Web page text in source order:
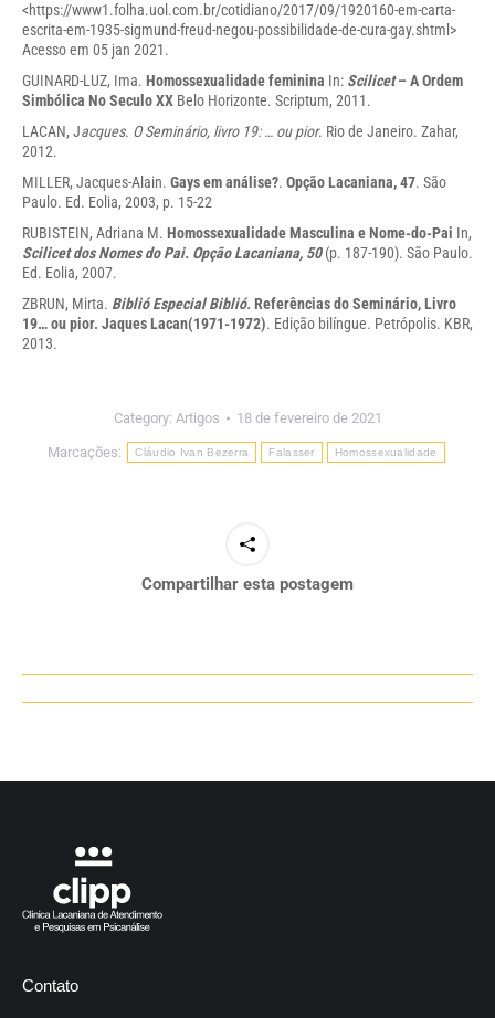
<https://www1.folha.uol.com.br/cotidiano/2017/09/1920160-em-carta-
escrita-em-1935-sigmund-freud-negou-possibilidade-de-cura-gay.shtml >
Acesso em 05 jan 2021.
GUINARD-LUZ, Ima. Homossexualidade feminina In: Scilicet– A Ordem
Simbólica No Seculo XX Belo Horizonte. Scriptum, 2011.
LACAN, Jacques. O Seminário, livro 19: … ou pior. Rio de Janeiro. Zahar,
2012.
MILLER, Jacques-Alain. Gays em análise?. Opção Lacaniana, 47. São
Paulo. Ed. Eolia, 2003, p. 15-22
RUBISTEIN, Adriana M. Homossexualidade Masculina e Nome-do-Pai In,
Scilicet dos Nomes do Pai. Opção Lacaniana, 50(p. 187-190). São Paulo.
Ed. Eolia, 2007.
ZBRUN, Mirta. Biblió Especial Biblió.Referências do Seminário, Livro
19… ou pior. Jaques Lacan(1971-1972). Edição bilíngue. Petrópolis. KBR,
2013.
Category: Artigos 18 de fevereiro de 2021
Marcações: Cláudio Ivan Bezerra Falasser Homossexualidade
Compartilhar esta postagem
Navegação
post:
Contato